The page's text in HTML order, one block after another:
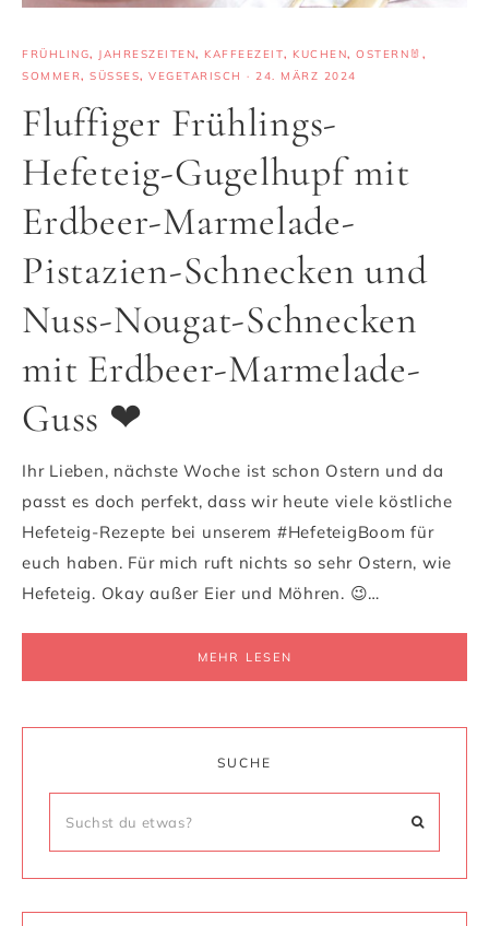
FRÜHLING, JAHRESZEITEN, KAFFEEZEIT, KUCHEN, OSTERN🐰 ,
SOMMER, SÜSSES , VEGETARISCH · 24. MÄRZ 2024
Fluffiger Frühlings-
Hefeteig-Gugelhupf mit
Erdbeer-Marmelade-
Pistazien-Schnecken und
Nuss-Nougat-Schnecken
mit Erdbeer-Marmelade-
Guss ❤
Ihr Lieben, nächste Woche ist schon Ostern und da
passt es doch perfekt, dass wir heute viele köstliche
Hefeteig-Rezepte bei unserem #HefeteigBoom für
euch haben. Für mich ruft nichts so sehr Ostern, wie
Hefeteig. Okay außer Eier und Möhren. 😉…
MEHR LESEN
SUCHE